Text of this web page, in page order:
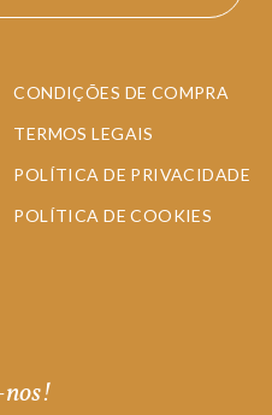
CONDIÇÕES DE COMPRA
TERMOS LEGAIS
POLÍTICA DE PRIVACIDADE
POLÍTICA DE COOKIES